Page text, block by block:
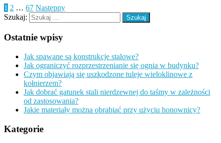
1 2 … 67 Następny
Szukaj:
Ostatnie wpisy
Jak spawane są konstrukcje stalowe?
Jak ograniczyć rozprzestrzenianie się ognia w budynku?
Czym objawiają się uszkodzone tuleje wieloklinowe z
kołnierzem?
Jak dobrać gatunek stali nierdzewnej do taśmy w zależności
od zastosowania?
Jakie materiały można obrabiać przy użyciu honownicy?
Kategorie